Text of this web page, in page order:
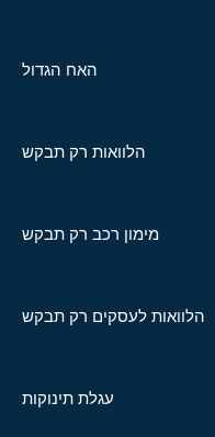
האח הגדול
הלוואות רק תבקש
מימון רכב רק תבקש
הלוואות לעסקים רק תבקש
עגלת תינוקות